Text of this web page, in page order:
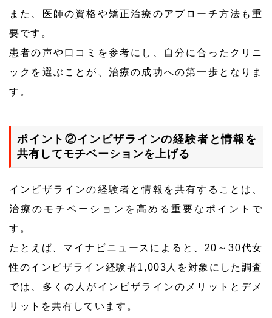
また、医師の資格や矯正治療のアプローチ方法も重
要です。
患者の声や口コミを参考にし、自分に合ったクリニ
ックを選ぶことが、治療の成功への第一歩となりま
す。
ポイント②インビザラインの経験者と情報を
共有してモチベーションを上げる
インビザラインの経験者と情報を共有することは、
治療のモチベーションを高める重要なポイントで
す。
たとえば、 マイナビニュース によると、20～30代女
性のインビザライン経験者1,003人を対象にした調査
では、多くの人がインビザラインのメリットとデメ
リットを共有しています。